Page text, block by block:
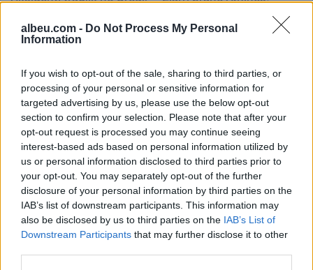
albeu.com - Do Not Process My Personal
Information
If you wish to opt-out of the sale, sharing to third parties, or
processing of your personal or sensitive information for
targeted advertising by us, please use the below opt-out
section to confirm your selection. Please note that after your
opt-out request is processed you may continue seeing
interest-based ads based on personal information utilized by
us or personal information disclosed to third parties prior to
your opt-out. You may separately opt-out of the further
disclosure of your personal information by third parties on the
IAB’s list of downstream participants. This information may
also be disclosed by us to third parties on the IAB’s List of
Downstream Participants that may further disclose it to other
djalin që po shkonin në
punë: Humba gjithçka…
kryebashkiaku i Stylidës
Ermal Pashaj: Veprimet e
Ramës nuk e ndalojnë
protestën, shqiptarët po
rikthejnë besimin te njëri-
tjetri
Reforma territoriale/
Cërriku hap konsultimet
publike, Doka: Qëndrimi
do të bazohet te zëri i
qytetarëve, jo te
përplasjet politike